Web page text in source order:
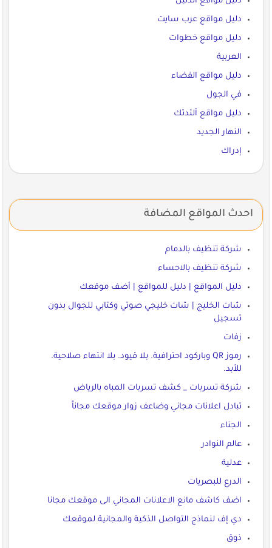
دليل مواقع عرب سايت
دليل مواقع خطوات
العربية
دليل مواقع الفضاء
في الجول
دليل مواقع ألتدتك
النهار الجديد
إدراك
احدث المواقع المضافة
شركة تنظيف بالدمام
شركة تنظيف بالاحساء
دليل المواقع | دليل للمواقع | أضف موقعك
شات الخليج | شات خليجي صوتي وكتابي للجوال بدون
تسجيل
زفات
رموز QR وباركود احترافية. بلا قيود. بلا انتهاء صلاحية.
للأبد.
شركة تسربات _ كشف تسربات المباه بالرياض
تبادل اعلانات مجاني وضاعف زوار موقعك مجاناً
الجناء
عالم النوادر
عدلية
الدرع للبصريات
اضف كاشف مانع الاعلانات المجاني الى موقعك مجانا
دي إف لنماذج التواصل الذكية والمجانية لموقعك
ذوق